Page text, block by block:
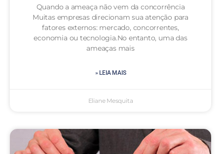
Quando a ameaça não vem da concorrência
Muitas empresas direcionam sua atenção para
fatores externos: mercado, concorrentes,
economia ou tecnologia.No entanto, uma das
ameaças mais
» LEIA MAIS
Eliane Mesquita